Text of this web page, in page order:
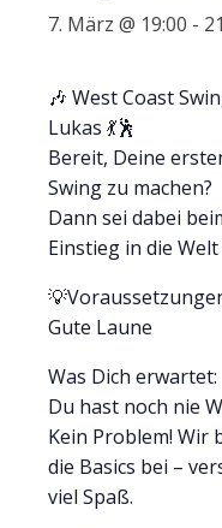
7. März @ 19:00 -
🎶 West Coast
Lukas 💃🕺
Bereit, Deine
Swing zu machen?
Dann sei dabei
Einstieg in die
Gute Laune
Was Dich erwartet:
Du hast noch nie
Kein Problem!
die Basics bei –
viel Spaß.